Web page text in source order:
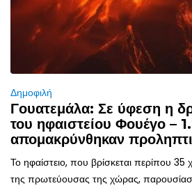
Δημοφιλή
Γουατεμάλα: Σε ύφεση η
του ηφαιστείου Φουέγο –
απομακρύνθηκαν
Το ηφαίστειο, που βρίσκεται περίπου 35
της πρωτεύουσας της χώρας,